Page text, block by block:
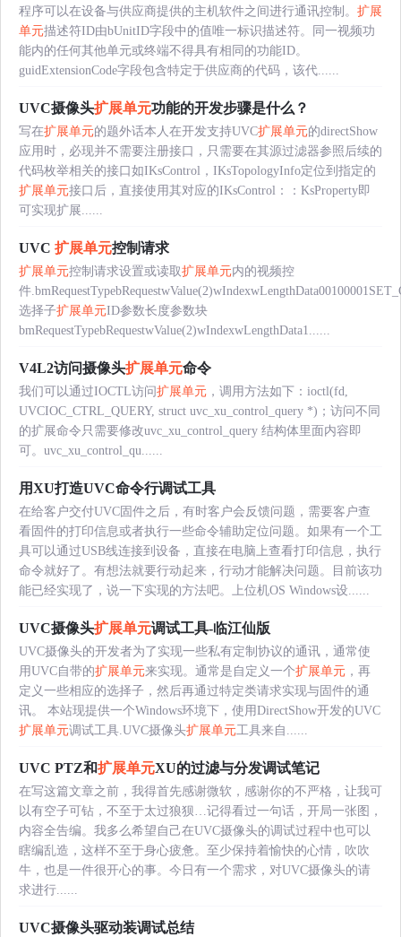
程序可以在设备与供应商提供的主机软件之间进行通讯控制。 扩展
单元描述符ID由bUnitID字段中的值唯一标识描述符。同一视频功
能内的任何其他单元或终端不得具有相同的功能ID。
guidExtensionCode字段包含特定于供应商的代码，该代......
UVC摄像头扩展单元功能的开发步骤是什么？
写在扩展单元的题外话本人在开发支持UVC扩展单元的directShow
应用时，必现并不需要注册接口，只需要在其源过滤器参照后续的
代码枚举相关的接口如IKsControl，IKsTopologyInfo定位到指定的
扩展单元接口后，直接使用其对应的IKsControl：：KsProperty即
可实现扩展......
UVC 扩展单元控制请求
扩展单元控制请求设置或读取扩展单元内的视频控
件
选择子扩展单元ID参数长度参数块
bmRequestTypebRequestwValue(2)wIndexwLengthData1......
V4L2访问摄像头扩展单元命令
我们可以通过IOCTL访问扩展单元 ，调用方法如下：ioctl(fd,
UVCIOC_CTRL_QUERY, struct uvc_xu_control_query *)；访问不同
的扩展命令只需要修改uvc_xu_control_query 结构体里面内容即
可。uvc_xu_control_qu......
用XU打造UVC命令行调试工具
在给客户交付UVC固件之后，有时客户会反馈问题，需要客户查
看固件的打印信息或者执行一些命令辅助定位问题。如果有一个工
具可以通过USB线连接到设备，直接在电脑上查看打印信息，执行
命令就好了。有想法就要行动起来，行动才能解决问题。目前该功
能已经实现了，说一下实现的方法吧。上位机OS Windows设......
UVC摄像头扩展单元调试工具-临江仙版
UVC摄像头的开发者为了实现一些私有定制协议的通讯，通常使
用UVC自带的扩展单元来实现。通常是自定义一个扩展单元 ，再
定义一些相应的选择子，然后再通过特定类请求实现与固件的通
讯。 本站现提供一个Windows环境下，使用DirectShow开发的UVC
扩展单元调试工具.UVC摄像头扩展单元工具来自......
UVC PTZ和扩展单元XU的过滤与分发调试笔记
在写这篇文章之前，我得首先感谢微软，感谢你的不严格，让我可
以有空子可钻，不至于太过狼狈…记得看过一句话，开局一张图，
内容全告编。我多么希望自己在UVC摄像头的调试过程中也可以
瞎编乱造，这样不至于身心疲惫。至少保持着愉快的心情，吹吹
牛，也是一件很开心的事。今日有一个需求，对UVC摄像头的请
求进行......
UVC摄像头驱动装调试总结